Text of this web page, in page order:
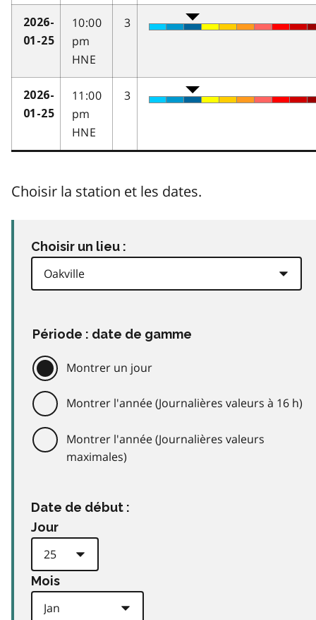
2026-
01-25
10:00
pm
HNE
3
2026-
01-25
11:00
pm
HNE
3
Choisir la station et les dates.
Choisir un lieu :
Période : date de gamme
Montrer un jour
Montrer l'année (Journalières valeurs à 16 h)
Montrer l'année (Journalières valeurs
maximales)
Date de début :
Jour
Mois